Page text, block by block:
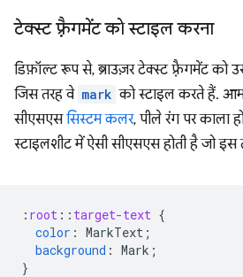
टेक्स्ट फ़्रैगमेंट को स्टाइल करना
डिफ़ॉल्ट रूप से, ब्राउज़र टेक्स्ट फ़्रैगमेंट को
जिस तरह वे mark को स्टाइल करते हैं. आम
सीएसएससिस्टम कलर, पीले रंग पर काला
स्टाइलशीट में ऐसी सीएसएस होती है जो इस
: root :: target-text {
color : MarkText ;
background : Mark ;
}